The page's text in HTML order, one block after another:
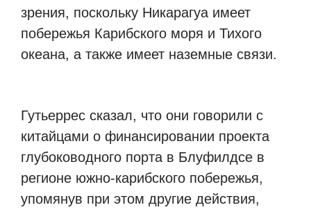
зрения, поскольку Никарагуа имеет
побережья Карибского моря и Тихого
океана, а также имеет наземные связи.
Гутьеррес сказал, что они говорили с
китайцами о финансировании проекта
глубоководного порта в Блуфилдсе в
регионе южно-карибского побережья,
упомянув при этом другие действия,